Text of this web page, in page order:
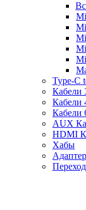
Type-C
Кабели
Кабели
Кабели
AUX
HDMI
Хабы